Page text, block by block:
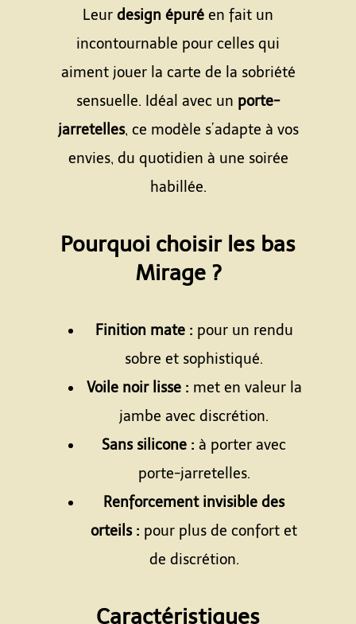
Leur design épuré en fait un
incontournable pour celles qui
aiment jouer la carte de la sobriété
sensuelle. Idéal avec un porte-
jarretelles, ce modèle s’adapte à vos
envies, du quotidien à une soirée
habillée.
Pourquoi choisir les bas
Mirage ?
Finition mate : pour un rendu
sobre et sophistiqué.
Voile noir lisse : met en valeur la
jambe avec discrétion.
Sans silicone : à porter avec
porte-jarretelles.
Renforcement invisible des
orteils : pour plus de confort et
de discrétion.
Caractéristiques